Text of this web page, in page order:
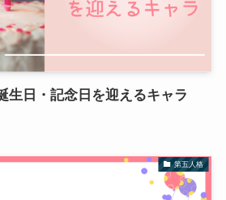
生日・記念日を迎えるキャラ
第五人格